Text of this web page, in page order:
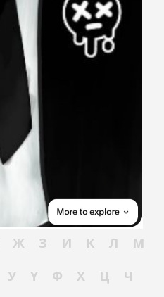
Ж З И К Л
М
У Ү Ф Х Ц
Ч